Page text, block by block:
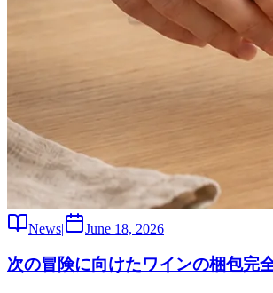
News| June 18, 2026
次の冒険に向けたワインの梱包完